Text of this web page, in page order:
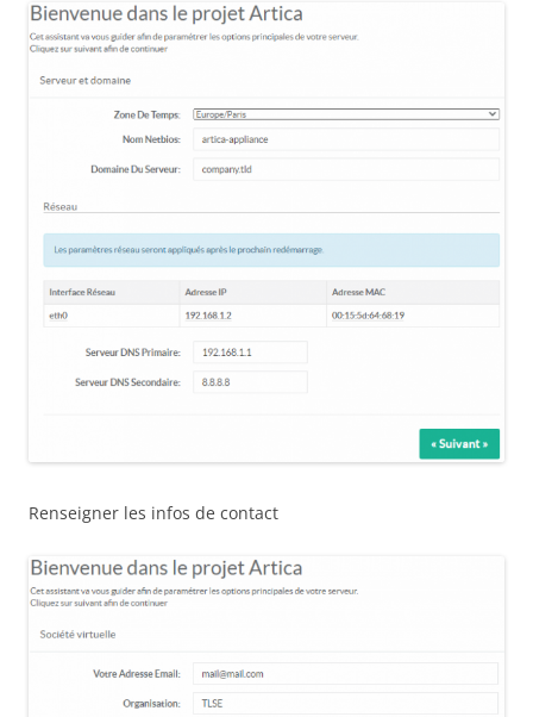
Renseigner les infos de contact